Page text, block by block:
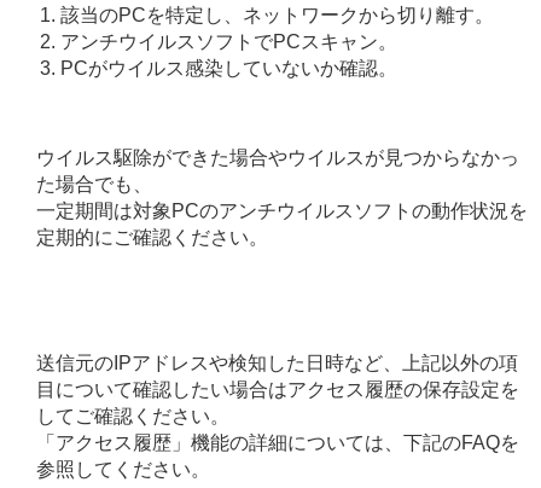
該当のPCを特定し、ネットワークから切り離す。
アンチウイルスソフトでPCスキャン。
PCがウイルス感染していないか確認。
ウイルス駆除ができた場合やウイルスが見つからなかっ
た場合でも、
一定期間は対象PCのアンチウイルスソフトの動作状況を
定期的にご確認ください。
送信元のIPアドレスや検知した日時など、上記以外の項
目について確認したい場合はアクセス履歴の保存設定を
してご確認ください。
「アクセス履歴」機能の詳細については、下記のFAQを
参照してください。